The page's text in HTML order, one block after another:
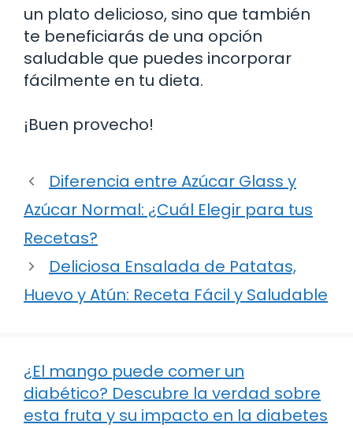
un plato delicioso, sino que también
te beneficiarás de una opción
saludable que puedes incorporar
fácilmente en tu dieta.
¡Buen provecho!
Diferencia entre Azúcar Glass y
Azúcar Normal: ¿Cuál Elegir para tus
Recetas?
Deliciosa Ensalada de Patatas,
Huevo y Atún: Receta Fácil y Saludable
¿El mango puede comer un
diabético? Descubre la verdad sobre
esta fruta y su impacto en la diabetes